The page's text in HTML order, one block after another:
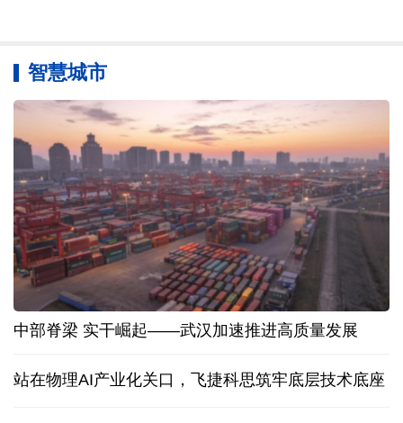
中国电子云以数智基建之坚筑就行业转型新征程
OPC万里行大会在深圳召开 共绘智能经济新蓝图
智慧城市
中部脊梁 实干崛起——武汉加速推进高质量发展
站在物理AI产业化关口，飞捷科思筑牢底层技术底座